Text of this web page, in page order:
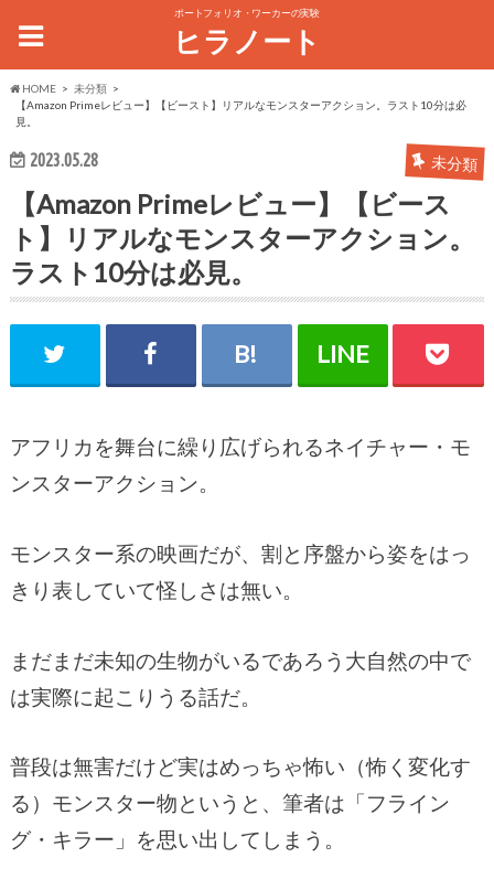
ポートフォリオ・ワーカーの実験
ヒラノート
HOME
未分類
【Amazon Primeレビュー】【ビースト】リアルなモンスターアクション。ラスト10分は必
見。
2023.05.28 未分類
【Amazon Primeレビュー】【ビース
ト】リアルなモンスターアクション。
ラスト10分は必見。
アフリカを舞台に繰り広げられるネイチャー・モ
ンスターアクション。
モンスター系の映画だが、割と序盤から姿をはっ
きり表していて怪しさは無い。
まだまだ未知の生物がいるであろう大自然の中で
は実際に起こりうる話だ。
普段は無害だけど実はめっちゃ怖い（怖く変化す
る）モンスター物というと、筆者は「フライン
グ・キラー」を思い出してしまう。